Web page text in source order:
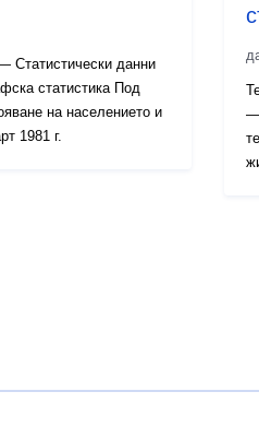
Статистически данни
статистика Под
на населението и
1981 г.
—